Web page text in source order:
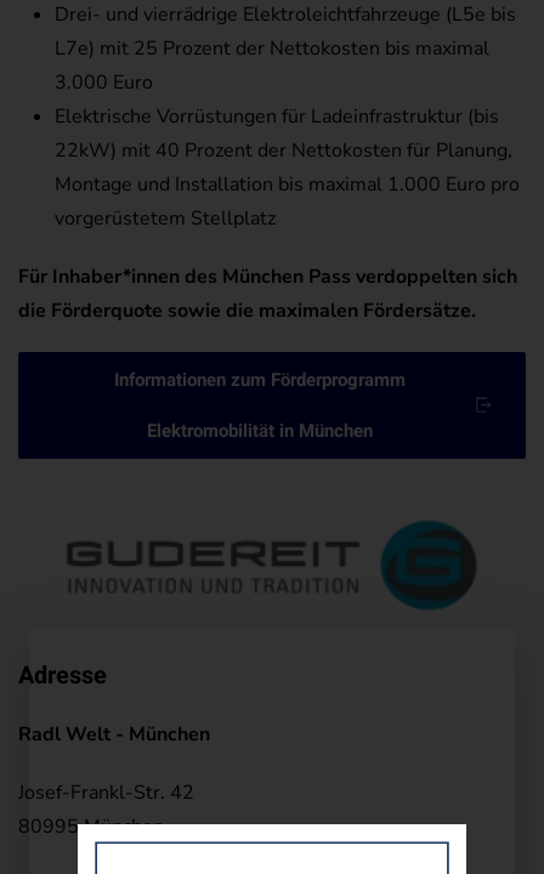
Drei- und vierrädrige Elektroleichtfahrzeuge (L5e bis
L7e) mit 25 Prozent der Nettokosten bis maximal
3.000 Euro
Elektrische Vorrüstungen für Ladeinfrastruktur (bis
22kW) mit 40 Prozent der Nettokosten für Planung,
Montage und Installation bis maximal 1.000 Euro pro
vorgerüstetem Stellplatz
Für Inhaber*innen des München Pass verdoppelten sich
die Förderquote sowie die maximalen Fördersätze.
Informationen zum Förderprogramm
Elektromobilität in München
Adresse
Radl Welt - München
Josef-Frankl-Str. 42
80995 München